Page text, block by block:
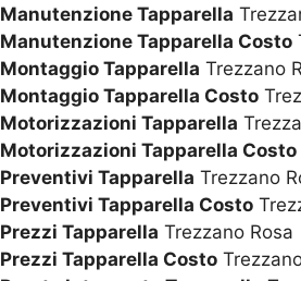
Manutenzione Tapparella
Manutenzione Tapparella Costo
Montaggio Tapparella Trezzano
Montaggio Tapparella Costo
Motorizzazioni Tapparella
Motorizzazioni Tapparella Costo
Preventivi Tapparella Trezzano
Preventivi Tapparella Costo
Prezzi Tapparella Trezzano Rosa
Prezzi Tapparella Costo